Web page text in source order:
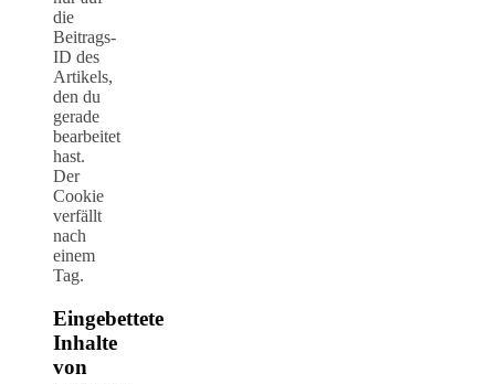
die
Beitrags-
ID des
Artikels,
den du
gerade
bearbeitet
hast.
Der
Cookie
verfällt
nach
einem
Tag.
Eingebettete
Inhalte
von